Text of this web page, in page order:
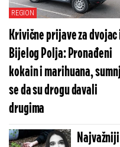
REGION
Krivične prijave za dvojac
Bijelog Polja: Pronađeni
kokain i marihuana,
se da su drogu davali
drugima